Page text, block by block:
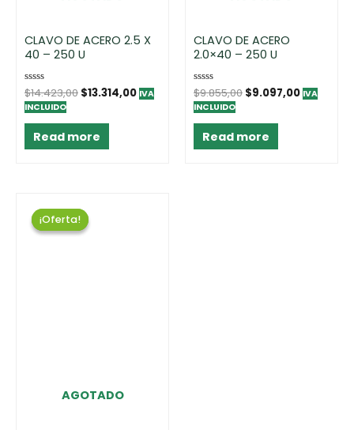
CLAVO DE ACERO 2.5 X
40 – 250 U
Rated
0
out
$14.423,00 $13.314,00 IVA
INCLUIDO
Read more
CLAVO DE ACERO
2.0×40 – 250 U
Rated
0
out
$9.855,00 $9.097,00 IVA
INCLUIDO
Read more
¡Oferta!
AGOTADO
¡Oferta!